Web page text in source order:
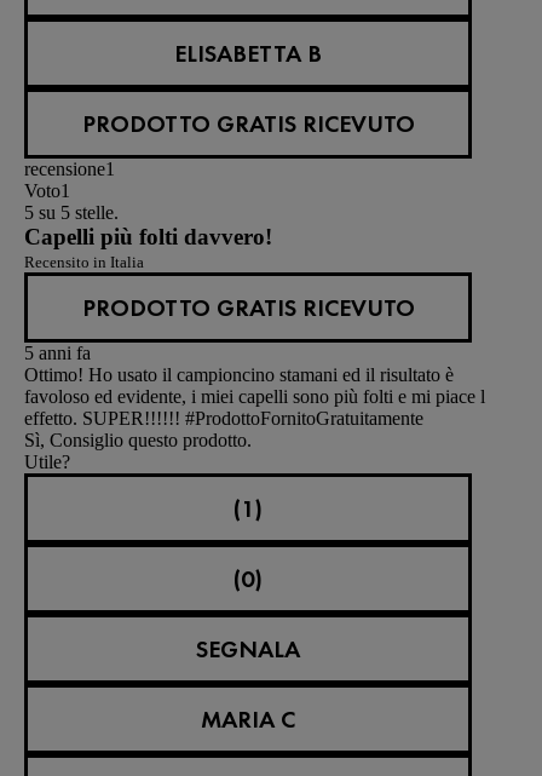
ELISABETTA B
PRODOTTO GRATIS RICEVUTO
recensione1
Voto1
5 su 5 stelle.
Capelli più folti davvero!
Recensito in Italia
PRODOTTO GRATIS RICEVUTO
5 anni fa
Ottimo! Ho usato il campioncino stamani ed il risultato è
favoloso ed evidente, i miei capelli sono più folti e mi piace l
effetto. SUPER!!!!!! #ProdottoFornitoGratuitamente
Sì, Consiglio questo prodotto.
Utile?
(1)
(0)
SEGNALA
MARIA C